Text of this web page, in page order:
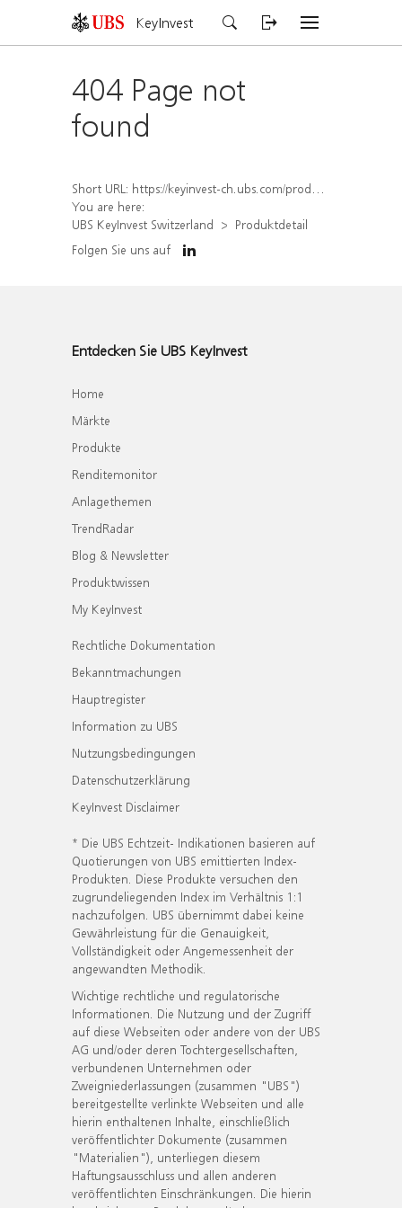
KeyInvest
404 Page not
found
Short URL: https://keyinvest-ch.ubs.com/produkt/detail/index/isin/CH1562162698
You are here:
UBS KeyInvest Switzerland
Produktdetail
Folgen Sie uns auf
Entdecken Sie UBS KeyInvest
Home
Märkte
Produkte
Renditemonitor
Anlagethemen
TrendRadar
Blog & Newsletter
Produktwissen
My KeyInvest
Rechtliche Dokumentation
Bekanntmachungen
Hauptregister
Information zu UBS
Nutzungsbedingungen
Datenschutzerklärung
KeyInvest Disclaimer
* Die UBS Echtzeit- Indikationen basieren auf
Quotierungen von UBS emittierten Index-
Produkten. Diese Produkte versuchen den
zugrundeliegenden Index im Verhältnis 1:1
nachzufolgen. UBS übernimmt dabei keine
Gewährleistung für die Genauigkeit,
Vollständigkeit oder Angemessenheit der
angewandten Methodik.
Wichtige rechtliche und regulatorische
Informationen. Die Nutzung und der Zugriff
auf diese Webseiten oder andere von der UBS
AG und/oder deren Tochtergesellschaften,
verbundenen Unternehmen oder
Zweigniederlassungen (zusammen "UBS")
bereitgestellte verlinkte Webseiten und alle
hierin enthaltenen Inhalte, einschließlich
veröffentlichter Dokumente (zusammen
"Materialien"), unterliegen diesem
Haftungsausschluss und allen anderen
veröffentlichten Einschränkungen. Die hierin